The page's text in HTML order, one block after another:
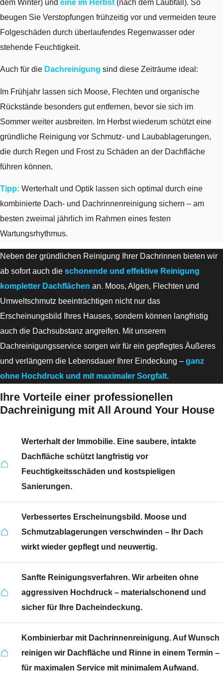
dem Winter) und eine im Herbst (nach dem Laubfall). So
beugen Sie Verstopfungen frühzeitig vor und vermeiden teure
Folgeschäden durch überlaufendes Regenwasser oder
stehende Feuchtigkeit.
Auch für die Dachreinigung sind diese Zeiträume ideal:
Im Frühjahr lassen sich Moose, Flechten und organische
Rückstände besonders gut entfernen, bevor sie sich im
Sommer weiter ausbreiten. Im Herbst wiederum schützt eine
gründliche Reinigung vor Schmutz- und Laubablagerungen,
die durch Regen und Frost zu Schäden an der Dachfläche
führen können.
Tipp: Werterhalt und Optik lassen sich optimal durch eine
kombinierte Dach- und Dachrinnenreinigung sichern – am
besten zweimal jährlich im Rahmen eines festen
Wartungsrhythmus.
Neben der gründlichen Reinigung Ihrer Dachrinnen bieten wir
ab sofort auch die schonende und effektive Reinigung
kompletter Dachflächen an. Moos, Algen, Flechten und
Umweltschmutz beeinträchtigen nicht nur das
Erscheinungsbild Ihres Hauses, sondern können langfristig
auch die Dachsubstanz angreifen. Mit unserem
Dachreinigungsservice sorgen wir für ein gepflegtes Äußeres
und verlängern die Lebensdauer Ihrer Eindeckung – ganz
ohne Hochdruck und mit maximaler Sorgfalt.
Ihre Vorteile einer professionellen
Dachreinigung mit All Around Your House
Werterhalt der Immobilie. Eine saubere, intakte
Dachfläche schützt langfristig vor
Feuchtigkeitsschäden und kostspieligen
Sanierungen.
Verbessertes Erscheinungsbild. Moose und
Schmutzablagerungen verschwinden – Ihr Dach
wirkt wieder gepflegt und neuwertig.
Sanfte Reinigungsverfahren. Wir arbeiten ohne
aggressiven Hochdruck – materialschonend und
sicher für Ihre Dacheindeckung.
Kombinierbar mit Dachrinnenreinigung. Auf Wunsch
reinigen wir Dachfläche und Rinne in einem Termin –
für maximalen Service mit minimalem Aufwand.